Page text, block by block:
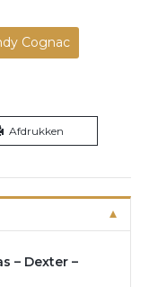
Cognac
Afdrukken
– Dexter –